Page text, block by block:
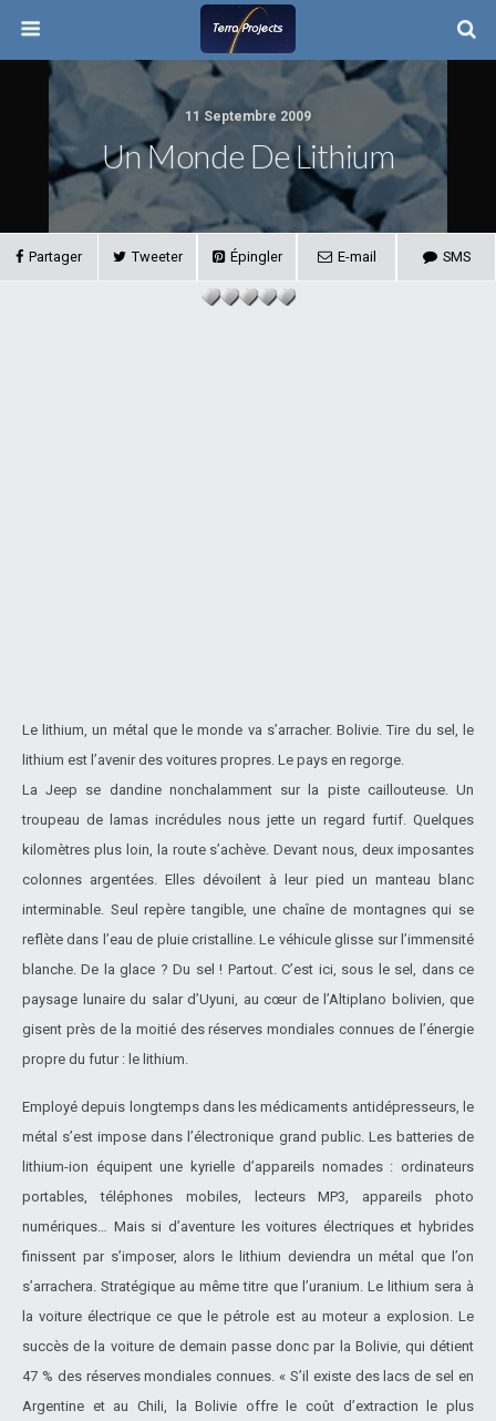
11 Septembre 2009
Un Monde De Lithium
Partager Tweeter Épingler E-mail SMS
Le lithium, un métal que le monde va s’arracher. Bolivie. Tire du sel, le
lithium est l’avenir des voitures propres. Le pays en regorge.
La Jeep se dandine nonchalamment sur la piste caillouteuse. Un
troupeau de lamas incrédules nous jette un regard furtif. Quelques
kilomètres plus loin, la route s’achève. Devant nous, deux imposantes
colonnes argentées. Elles dévoilent à leur pied un manteau blanc
interminable. Seul repère tangible, une chaîne de montagnes qui se
reflète dans l’eau de pluie cristalline. Le véhicule glisse sur l’immensité
blanche. De la glace ? Du sel ! Partout. C’est ici, sous le sel, dans ce
paysage lunaire du salar d’Uyuni, au cœur de l’Altiplano bolivien, que
gisent près de la moitié des réserves mondiales connues de l’énergie
propre du futur : le lithium.
Employé depuis longtemps dans les médicaments antidépresseurs, le
métal s’est impose dans l’électronique grand public. Les batteries de
lithium-ion équipent une kyrielle d’appareils nomades : ordinateurs
portables, téléphones mobiles, lecteurs MP3, appareils photo
numériques… Mais si d’aventure les voitures électriques et hybrides
finissent par s’imposer, alors le lithium deviendra un métal que l’on
s’arrachera. Stratégique au même titre que l’uranium. Le lithium sera à
la voiture électrique ce que le pétrole est au moteur a explosion. Le
succès de la voiture de demain passe donc par la Bolivie, qui détient
47 % des réserves mondiales connues. « S’il existe des lacs de sel en
Argentine et au Chili, la Bolivie offre le coût d’extraction le plus